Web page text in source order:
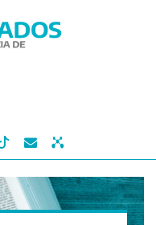
 